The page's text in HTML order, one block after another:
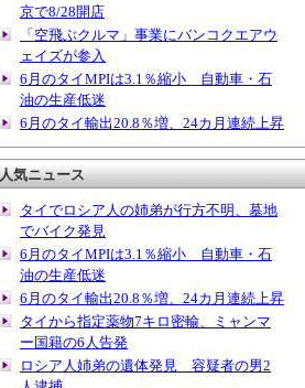
京で8/28開店
「空飛ぶクルマ」事業にバンコクエアウ
ェイズが参入
6月のタイMPIは3.1％縮小 自動車・石
油の生産低迷
6月のタイ輸出20.8％増、24カ月連続上昇
人気ニュース
タイでロシア人の姉弟が行方不明、墓地
でバイク発見
6月のタイMPIは3.1％縮小 自動車・石
油の生産低迷
6月のタイ輸出20.8％増、24カ月連続上昇
タイから指定薬物7キロ密輸、ミャンマ
ー国籍の6人告発
ロシア人姉弟の遺体発見 容疑者の男2